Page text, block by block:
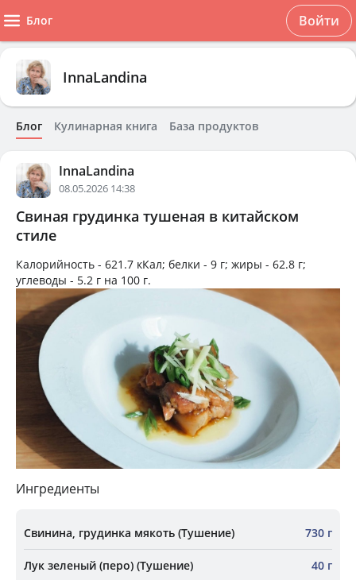
Блог Войти
InnaLandina
Блог Кулинарная книга База продуктов
InnaLandina
08.05.2026 14:38
Свиная грудинка тушеная в китайском
стиле
Калорийность - 621.7 кКал; белки - 9 г; жиры - 62.8 г;
углеводы - 5.2 г на 100 г.
Ингредиенты
Свинина, грудинка мякоть (Тушение) 730 г
Лук зеленый (перо) (Тушение) 40 г